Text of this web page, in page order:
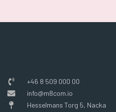
+46 8 509 000 00
info@m8com.io
Hesselmans Torg 5, Nacka